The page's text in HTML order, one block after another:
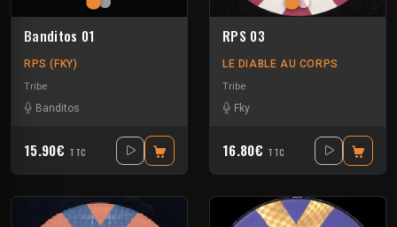
Banditos 01
RPS (FKY)
Tribe
Banditos
15.90€ TTC
RPS 03
LE DIABLE AU CORPS
Tribe
Fky
16.80€ TTC